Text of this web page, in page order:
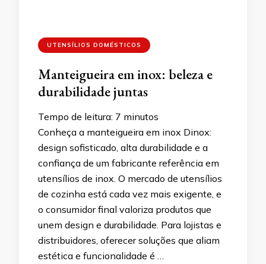
UTENSÍLIOS DOMÉSTICOS
Manteigueira em inox: beleza e
durabilidade juntas
Tempo de leitura: 7 minutos
Conheça a manteigueira em inox Dinox:
design sofisticado, alta durabilidade e a
confiança de um fabricante referência em
utensílios de inox. O mercado de utensílios
de cozinha está cada vez mais exigente, e
o consumidor final valoriza produtos que
unem design e durabilidade. Para lojistas e
distribuidores, oferecer soluções que aliam
estética e funcionalidade é …